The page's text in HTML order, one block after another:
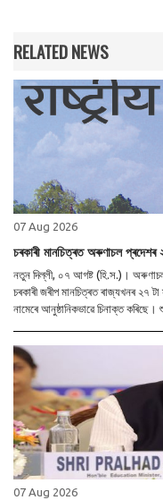
RELATED NEWS
07 Aug 2026
চৰকাৰী মানচিত্ৰত অৰুণাচল
নতুন দিল্লী, ০৭ আগষ্ট (হি.স.)। অৰুণাচল
চৰকাৰী জৰীপ মানচিত্ৰত ৰাজ্যখনৰ ২৭
07 Aug 2026